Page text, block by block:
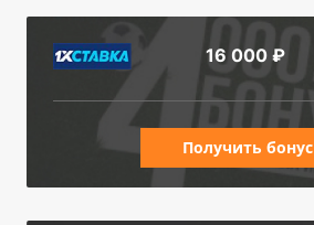
16 000 ₽
Получить бонус